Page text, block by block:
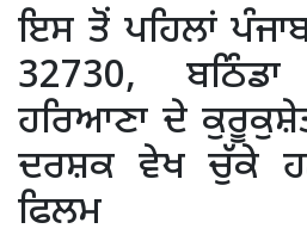
ਇਸ ਤੋਂ ਪਹਿਲਾਂ
32730,
ਹਰਿਆਣਾ ਦੇ
ਦਰਸ਼ਕ ਵੇਖ ਚੁੱਕੇ
ਫਿਲਮ